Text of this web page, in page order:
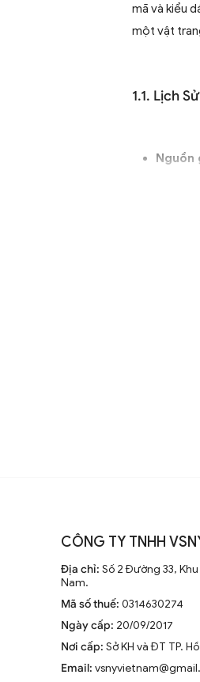
mã và kiểu
một vật
1.1. Lịch
Nguồn
từ
CÔNG TY TNHH
Địa chỉ: Số 2 Đường 33,
Nam.
Mã số thuế: 0314630274
Ngày cấp: 20/09/2017
Nơi cấp: Sở KH và ĐT TP.
Email: